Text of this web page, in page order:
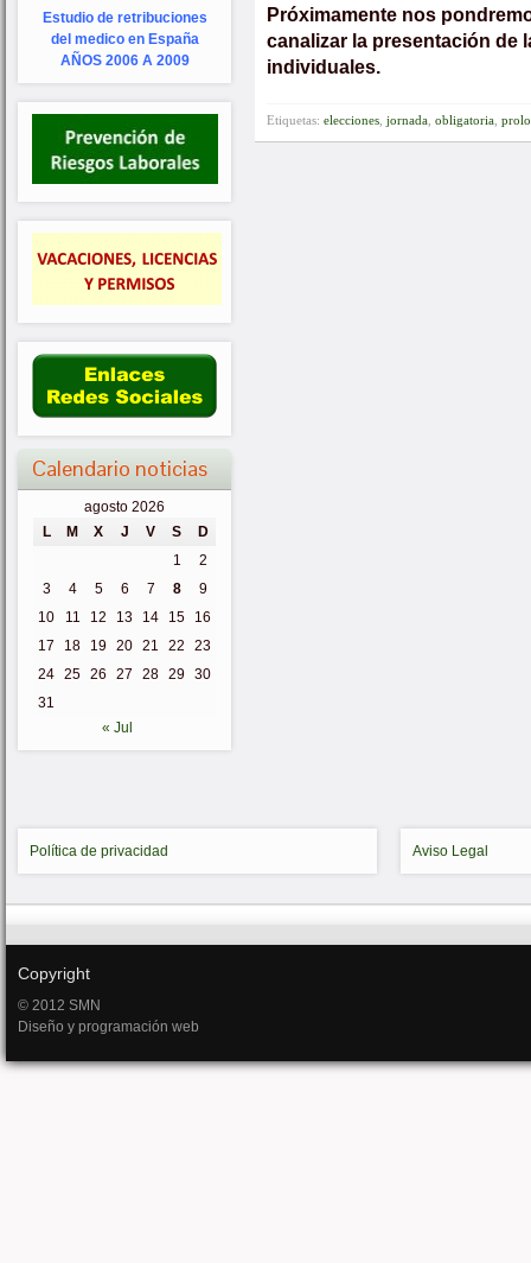
Estudio de retribuciones
del medico en España
AÑOS 2006 A 2009
Calendario noticias
agosto 2026
L
M X J V S
D
1
2
3
4 5 6 7 8
9
10
11 12 13 14 15
16
17
18 19 20 21 22
23
24 25 26 27 28 29 30
31
« Jul
Próximamente nos
canalizar la presentación de
individuales.
Etiquetas: elecciones jornada obligatoria
Política de privacidad Aviso Legal
Copyright
© 2012 SMN
Diseño y programación web